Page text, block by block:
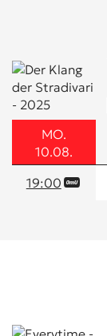
MO.
10.08.
19:00